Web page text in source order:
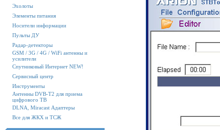
Эхолоты
Элементы питания
Носители информации
Пульты ДУ
Радар-детекторы
GSM / 3G / 4G / WiFi антенны и
усилители
Спутниковый Интернет NEW!
Сервисный центр
Инструменты
Антенны DVB-T2 для приема
цифрового ТВ
DLNA, Miracast Адаптеры
Все для ЖКХ и ТСЖ